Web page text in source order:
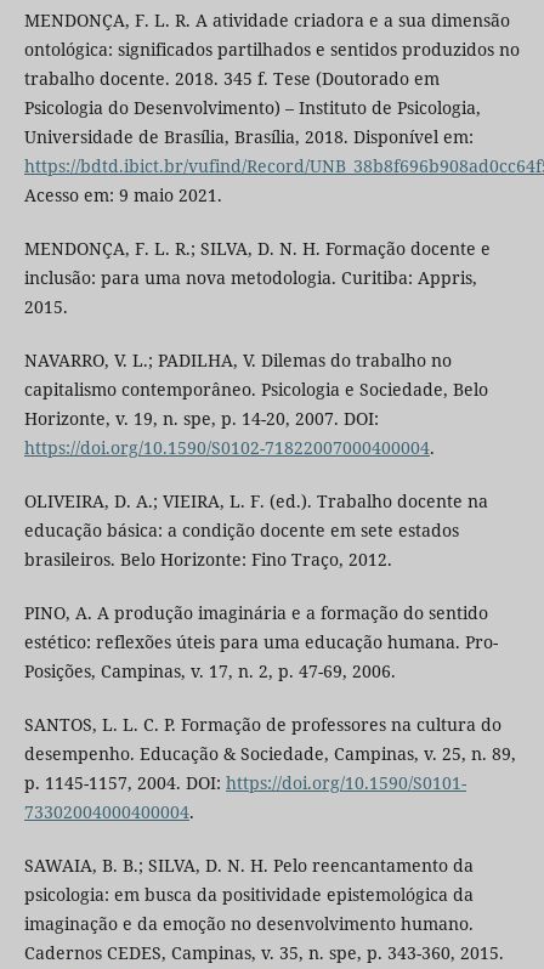
MENDONÇA, F. L. R. A atividade criadora e a sua dimensão
ontológica: significados partilhados e sentidos produzidos no
trabalho docente. 2018. 345 f. Tese (Doutorado em
Psicologia do Desenvolvimento) – Instituto de Psicologia,
Universidade de Brasília, Brasília, 2018. Disponível em:
https://bdtd.ibict.br/vufind/Record/
Acesso em: 9 maio 2021.
MENDONÇA, F. L. R.; SILVA, D. N. H. Formação docente e
inclusão: para uma nova metodologia. Curitiba: Appris,
2015.
NAVARRO, V. L.; PADILHA, V. Dilemas do trabalho no
capitalismo contemporâneo. Psicologia e Sociedade, Belo
Horizonte, v. 19, n. spe, p. 14-20, 2007. DOI:
https://doi.org/10.1590/S0102-71822007000400004.
OLIVEIRA, D. A.; VIEIRA, L. F. (ed.). Trabalho docente na
educação básica: a condição docente em sete estados
brasileiros. Belo Horizonte: Fino Traço, 2012.
PINO, A. A produção imaginária e a formação do sentido
estético: reflexões úteis para uma educação humana. Pro-
Posições, Campinas, v. 17, n. 2, p. 47-69, 2006.
SANTOS, L. L. C. P. Formação de professores na cultura do
desempenho. Educação & Sociedade, Campinas, v. 25, n. 89,
p. 1145-1157, 2004. DOI: https://doi.org/10.1590/S0101-
73302004000400004.
SAWAIA, B. B.; SILVA, D. N. H. Pelo reencantamento da
psicologia: em busca da positividade epistemológica da
imaginação e da emoção no desenvolvimento humano.
Cadernos CEDES, Campinas, v. 35, n. spe, p. 343-360, 2015.